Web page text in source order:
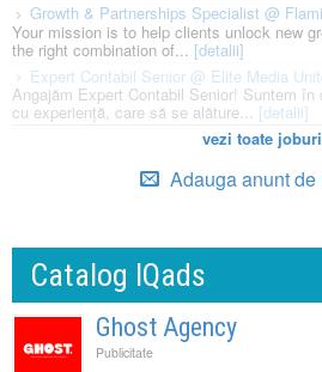
Growth & Partnerships Specialist @
Your mission is to help clients unlock new
the right combination of... [detalii]
Expert Contabil Senior @ Elite Media
Angajăm Expert Contabil Senior! Suntem
cu experiență, care să se alăture... [detalii]
vezi toate
Adauga anunt de
Catalog IQads
Ghost Agency
Publicitate